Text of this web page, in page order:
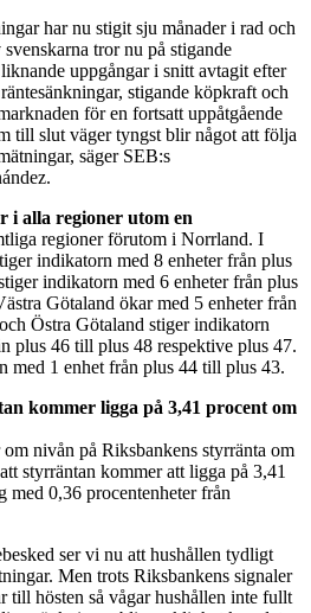
har nu stigit sju månader i rad och
tror nu på stigande
uppgångar i snitt avtagit efter
stigande köpkraft och
för en fortsatt uppåtgående
till slut väger tyngst blir något att följa
säger SEB:s
i alla regioner utom en
regioner förutom i Norrland. I
indikatorn med 8 enheter från plus
indikatorn med 6 enheter från plus
Götaland ökar med 5 enheter från
Östra Götaland stiger indikatorn
plus 46 till plus 48 respektive plus 47.
med 1 enhet från plus 44 till plus 43.
kommer ligga på 3,41 procent om
nivån på Riksbankens styrränta om
styrräntan kommer att ligga på 3,41
med 0,36 procentenheter från
ser vi nu att hushållen tydligt
Men trots Riksbankens signaler
till hösten så vågar hushållen inte fullt